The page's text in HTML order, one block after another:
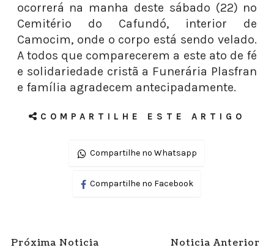
ocorrerá na manha deste sábado (22) no
Cemitério do Cafundó, interior de
Camocim, onde o corpo está sendo velado.
A todos que comparecerem a este ato de fé
e solidariedade cristã a Funerária Plasfran
e família agradecem antecipadamente.
COMPARTILHE ESTE ARTIGO
Compartilhe no Whatsapp
Compartilhe no Facebook
Próxima Noticia Noticia Anterior